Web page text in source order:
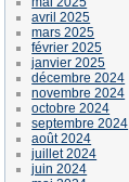
avril 2025
mars 2025
février 2025
janvier 2025
décembre 2024
novembre 2024
octobre 2024
septembre 2024
août 2024
juillet 2024
juin 2024